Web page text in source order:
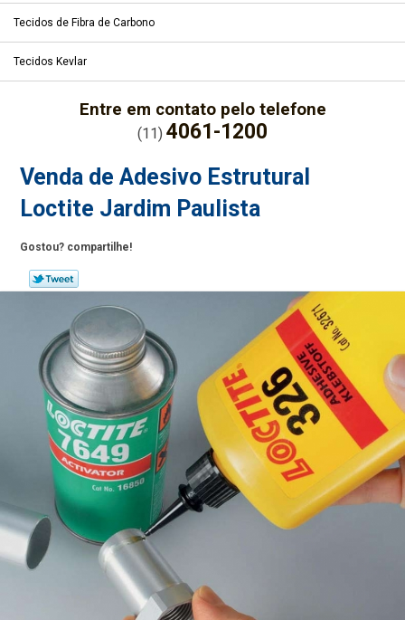
Tecidos de Fibra de Carbono
Tecidos Kevlar
Entre em contato pelo telefone
(11) 4061-1200
Venda de Adesivo Estrutural
Loctite Jardim Paulista
Gostou? compartilhe!